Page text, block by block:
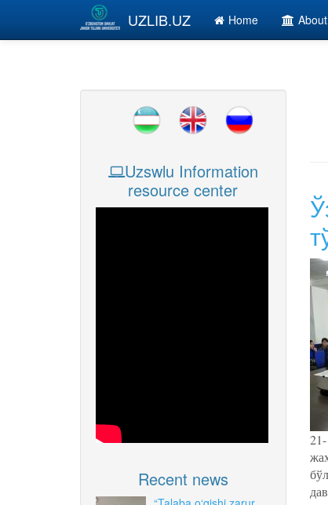
Skip to main content
UZLIB.UZ Home
Uzswlu Information
resource center
Recent news